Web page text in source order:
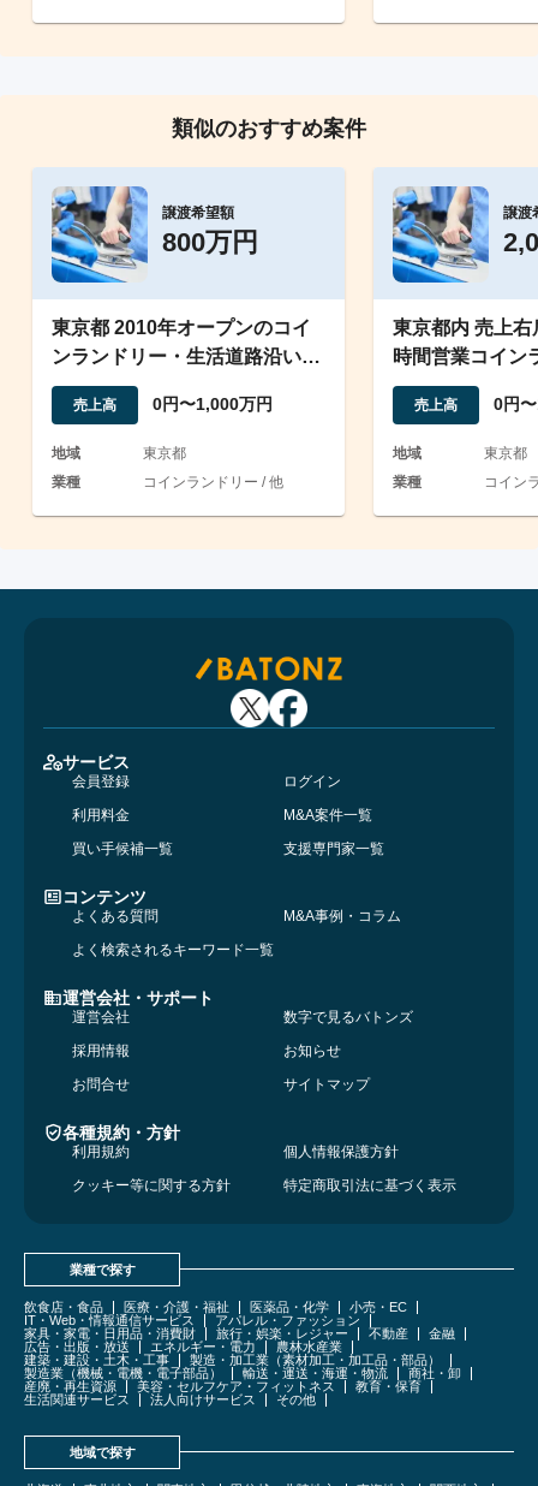
類似のおすすめ案件
譲渡希望額
800万円
東京都 2010年オープンのコイ
ンランドリー・生活道路沿い・
駐車場あり
売上高 0円〜1,000万円
地域
東京都
業種
コインランドリー / 他
譲渡
東京都内 売上
時間営業コイン
件/2020年製機器
売上高 0円
地域
東京都
業種
コイン
サービス
会員登録
ログイン
利用料金
M&A案件一覧
買い手候補一覧
支援専門家一覧
コンテンツ
よくある質問
M&A事例・コラム
よく検索されるキーワード一覧
運営会社・サポート
運営会社
数字で見るバトンズ
採用情報
お知らせ
お問合せ
サイトマップ
各種規約・方針
利用規約
個人情報保護方針
クッキー等に関する方針
特定商取引法に基づく表示
業種で探す
飲食店・食品 医療・介護・福祉 医薬品・化学
小売・EC
IT・Web・情報通信サービス
アパレル・ファッション
家具・家電・日用品・消費財
旅行・娯楽・レジャー 不動産
金融
広告・出版・放送
エネルギー・電力
農林水産業
建築・建設・土木・工事
製造・加工業（素材加工・加工品・部品）
製造業（機械・電機・電子部品）
輸送・運送・海運・物流
商社・卸
産廃・再生資源
美容・セルフケア・フィットネス
教育・保育
生活関連サービス
法人向けサービス その他
地域で探す